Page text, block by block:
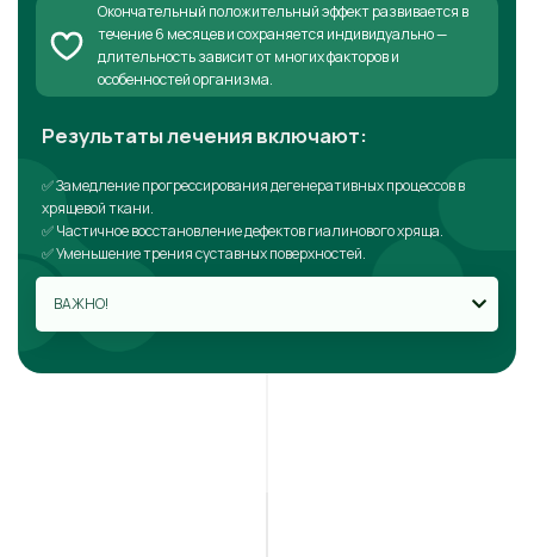
Окончательный положительный эффект развивается в
течение 6 месяцев и сохраняется индивидуально —
длительность зависит от многих факторов и
особенностей организма.
Результаты лечения включают:
✅ Замедление прогрессирования дегенеративных процессов в
хрящевой ткани.
✅ Частичное восстановление дефектов гиалинового хряща.
✅ Уменьшение трения суставных поверхностей.
ВАЖНО!